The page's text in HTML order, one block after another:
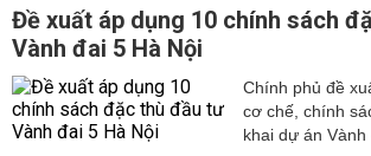
Đề xuất áp dụng 10 chính sách
Vành đai 5 Hà Nội
Chính phủ đề
cơ chế, chính
khai dự án Vành